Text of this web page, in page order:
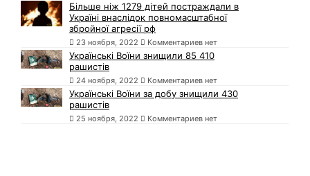
Більше ніж 1279 дітей постраждали в
Україні внаслідок повномасштабної
збройної агресії рф
23 ноября, 2022 Комментариев нет
Українські Воїни знищили 85 410
рашистів
24 ноября, 2022 Комментариев нет
Українські Воїни за добу знищили 430
рашистів
25 ноября, 2022 Комментариев нет